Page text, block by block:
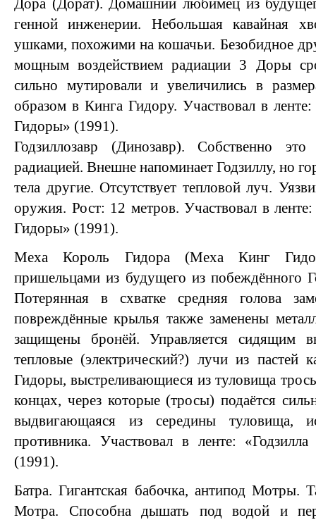
Дора (Дорат). Домашний любимец из
генной инженерии. Небольшая кавайная
ушками, похожими на кошачьи. Безобидное
мощным воздействием радиации 3 Доры
сильно мутировали и увеличились в
образом в Кинга Гидору. Участвовал в
Гидоры» (1991).
Годзиллозавр (Динозавр). Собственно
радиацией. Внешне напоминает Годзиллу, но
тела другие. Отсутствует тепловой луч.
оружия. Рост: 12 метров. Участвовал в
Гидоры» (1991).
Меха Король Гидора (Меха Кинг
пришельцами из будущего из побеждённого
Потерянная в схватке средняя голова
повреждённые крылья также заменены
защищены бронёй. Управляется сидящим
тепловые (электрический?) лучи из
Гидоры, выстреливающиеся из туловища
концах, через которые (тросы) подаётся
выдвигающаяся из середины туловища,
противника. Участвовал в ленте:
(1991).
Батра. Гигантская бабочка, антипод Мотры.
Мотра. Способна дышать под водой и